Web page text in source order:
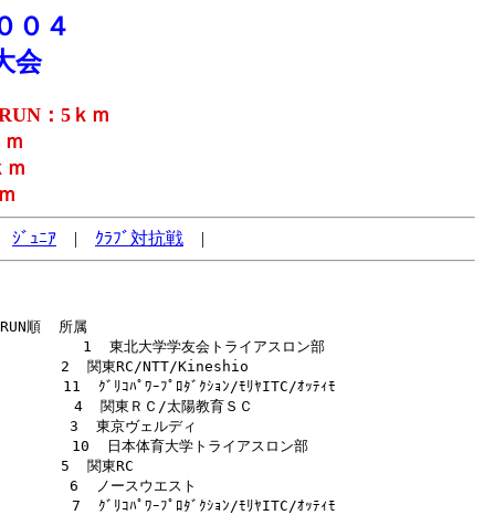
０４
会
：5ｋｍ
ｼﾞｭﾆｱ | ｸﾗﾌﾞ対抗戦 |
通過  2nd RUN  2nd RUN順  所属
1  東北大学学友会トライアスロン部
2  関東RC/NTT/Kineshio
11  ｸﾞﾘｺﾊﾟﾜｰﾌﾟﾛﾀﾞｸｼｮﾝ/ﾓﾘﾔITC/ｵｯﾃｨﾓ
4  関東ＲＣ/太陽教育ＳＣ
6  0:20:03          3  東京ヴェルディ
10  日本体育大学トライアスロン部
10  0:20:16          5  関東RC
7  0:20:52          6  ノースウエスト
7  ｸﾞﾘｺﾊﾟﾜｰﾌﾟﾛﾀﾞｸｼｮﾝ/ﾓﾘﾔITC/ｵｯﾃｨﾓ